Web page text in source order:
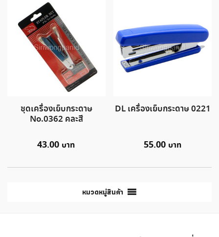
ชุดเครื่องเย็บกระดาษ
No.0362 คละสี
43.00
DL เครื่องเย็บกระดาษ 0221
55.00
หมวดหมู่สินค้า